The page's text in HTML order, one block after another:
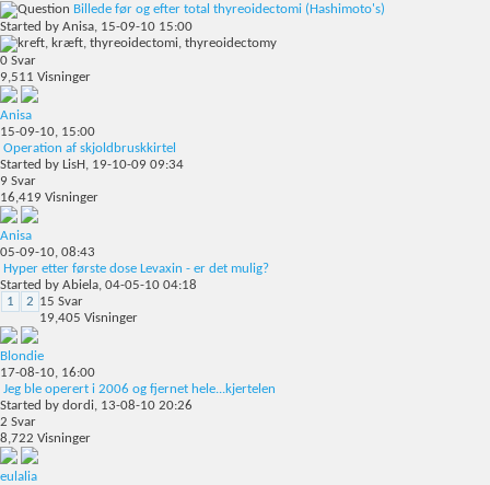
Billede før og efter total thyreoidectomi (Hashimoto's)
Started by Anisa, 15-09-10 15:00
0 Svar
9,511 Visninger
Anisa
15-09-10, 15:00
Operation af skjoldbruskkirtel
Started by LisH, 19-10-09 09:34
9 Svar
16,419 Visninger
Anisa
05-09-10, 08:43
Hyper etter første dose Levaxin - er det mulig?
Started by Abiela, 04-05-10 04:18
1
2 15 Svar
19,405 Visninger
Blondie
17-08-10, 16:00
Jeg ble operert i 2006 og fjernet hele...kjertelen
Started by dordi, 13-08-10 20:26
2 Svar
8,722 Visninger
eulalia